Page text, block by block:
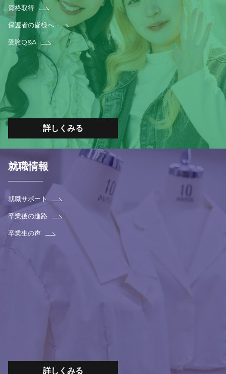
資格取得
保護者の皆様へ
受験Q&A
詳しくみる
就職情報
就職サポート
卒業後の進路
卒業生の声
詳しくみる